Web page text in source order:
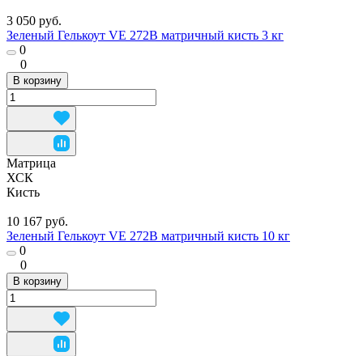
3 050 руб.
Зеленый Гелькоут VE 272B матричный кисть 3 кг
0
0
В корзину
Матрица
ХСК
Кисть
10 167 руб.
Зеленый Гелькоут VE 272B матричный кисть 10 кг
0
0
В корзину